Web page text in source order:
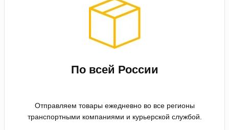
По всей России
Отправляем товары ежедневно во все регионы
транспортными компаниями и курьерской службой.